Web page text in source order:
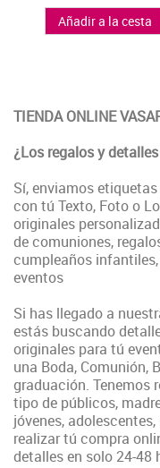
Añadir a la cesta
TIENDA ONLINE
¿Los regalos y
Sí, enviamos
con tú Texto, Foto o
originales
de comuniones,
cumpleaños
eventos
Si has llegado a
estás buscando
originales para tú
una Boda, Comunión,
graduación. Tenemos
tipo de públicos,
jóvenes,
realizar tú compra
detalles en solo 24-48